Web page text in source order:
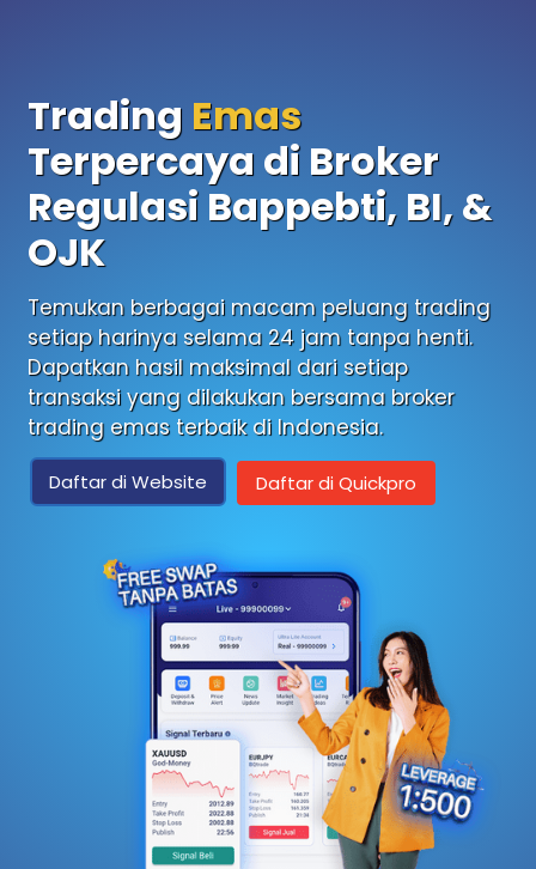
Trading Emas
Terpercaya di Broker
Regulasi Bappebti, BI, &
OJK
Temukan berbagai macam peluang trading
setiap harinya selama 24 jam tanpa henti.
Dapatkan hasil maksimal dari setiap
transaksi yang dilakukan bersama broker
trading emas terbaik di Indonesia.
Daftar di Website Daftar di Quickpro